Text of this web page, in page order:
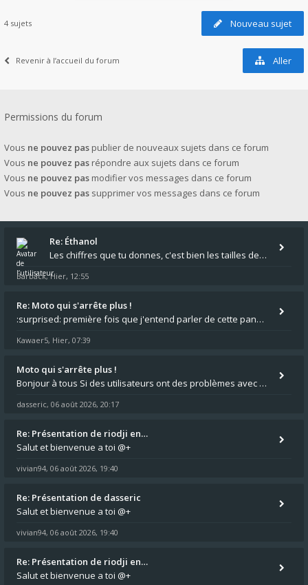
Nouveau sujet
4 sujets
Revenir à l’accueil du forum Aller
Permissions du forum
Vous ne pouvez pas publier de nouveaux sujets dans ce forum
Vous ne pouvez pas répondre aux sujets dans ce forum
Vous ne pouvez pas modifier vos messages dans ce forum
Vous ne pouvez pas supprimer vos messages dans ce forum
Re: Éthanol
Les chiffres que tu donnes, c'est bien les tailles de gicleur ? Par contre tes "-2 tours" à quoi correspondent t'ils ?
Barback,Hier, 12:55
Re: Moto qui s'arrête plus !
:surprised: première fois que j'entend parler de cette panne ,ta moto aurait été maraboutée? :pretre:
Kawaer5, Hier, 07:39
Moto qui s'arrête plus !
Bonjour à tous Si des utilisateurs ont des problèmes avec leur moto qui démarre plus, la mienne ne coupe plus :?: - Je
dasseric, 06 août 2026, 20:17
Re: Présentation de riodji en…
Salut et bienvenue a toi @+
vivian94, 06 août 2026, 19:40
Re: Présentation de dasseric
Salut et bienvenue a toi @+
vivian94, 06 août 2026, 19:40
Re: Présentation de riodji en…
Salut et bienvenue a toi @+